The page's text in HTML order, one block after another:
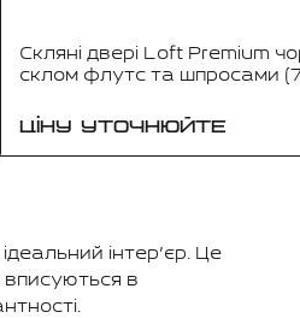
інтер’єр. Це
вписуються в
Скляні двері Loft Premium
склом флутс та шпросами
ЦІНУ УТОЧНЮЙТЕ